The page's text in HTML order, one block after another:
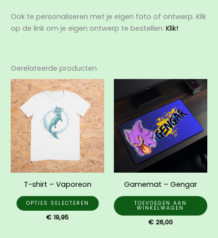
Ook te personaliseren met je eigen foto of ontwerp. Klik
op de link om je eigen ontwerp te bestellen:Klik!
Gerelateerde producten
T-shirt – Vaporeon
OPTIES SELECTEREN
Dit
product
heeft
meerdere
variaties.
Deze
optie
kan
op
productpagina
€ 19,95
Gamemat – Gengar
TOEVOEGEN AAN
WINKELWAGEN
€26,00